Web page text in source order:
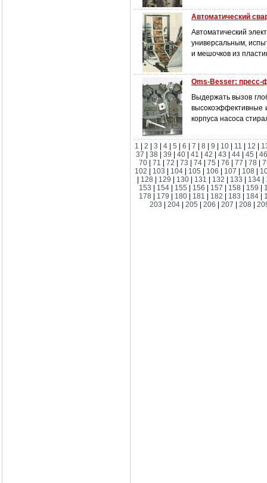
Автоматический
Автоматический
универсальным,
и мешочков из
Oms-Besser:
Выдержать вызов
высокоэффективные
корпуса насоса
1 2 3 4 5 6 7 8 9 10 11 12
37
|38 |39 |40 |41 |42 |43 |44 |45 |
70
71 72 73 74 75 76 77 78
102
103 104 105 106 107 108
128 129 130 131 132 133 134
153
154 155 156 157 158 159
178
179 180 181 182 183 184
203
|204 |205 |206 |207 |208 |